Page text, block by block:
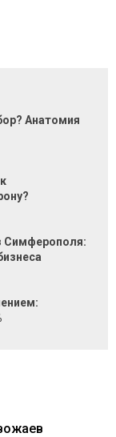
Анатомия
Симферополя: